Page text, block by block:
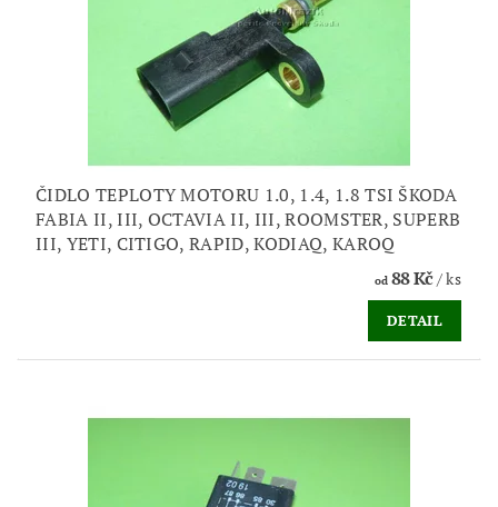
ČIDLO TEPLOTY MOTORU 1.0, 1.4, 1.8 TSI ŠKODA
FABIA II, III, OCTAVIA II, III, ROOMSTER, SUPERB
III, YETI, CITIGO, RAPID, KODIAQ, KAROQ
od88 Kč/ ks
DETAIL